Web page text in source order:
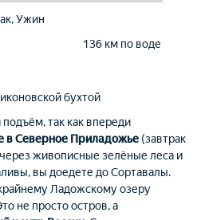
Ужин
136 км по воде
бухтой
так как впереди
в Северное Приладожье (завтрак
живописные зелёные леса и
вы доедете до Сортавалы.
Ладожскому озеру
не просто остров, а